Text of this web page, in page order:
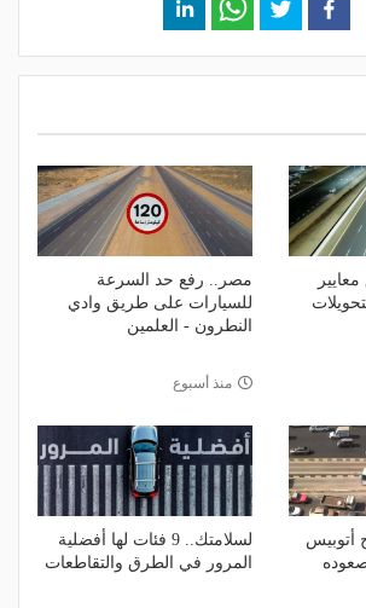
مصر.. رفع حد السرعة
للسيارات على طريق وادي
النطرون - العلمين
منذ أسبوع
أتوبيس
لسلامتك.. 9 فئات لها أفضلية
المرور في الطرق والتقاطعات